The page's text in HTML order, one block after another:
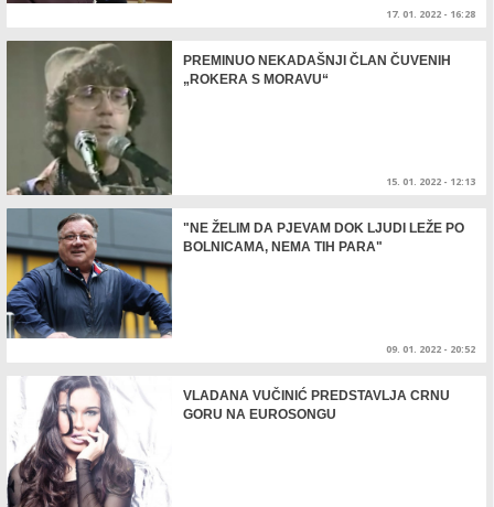
17. 01. 2022 - 16:28
PREMINUO NEKADAŠNJI ČLAN ČUVENIH
„ROKERA S MORAVU“
15. 01. 2022 - 12:13
"NE ŽELIM DA PJEVAM DOK LJUDI LEŽE PO
BOLNICAMA, NEMA TIH PARA"
09. 01. 2022 - 20:52
VLADANA VUČINIĆ PREDSTAVLJA CRNU
GORU NA EUROSONGU